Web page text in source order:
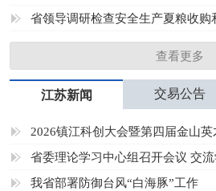
省领导调研检查安全生产夏粮收购
查看更多
江苏新闻 交易公告
2026镇江科创大会暨第四届金山英
省委理论学习中心组召开会议 交
我省部署防御台风“白海豚”工作